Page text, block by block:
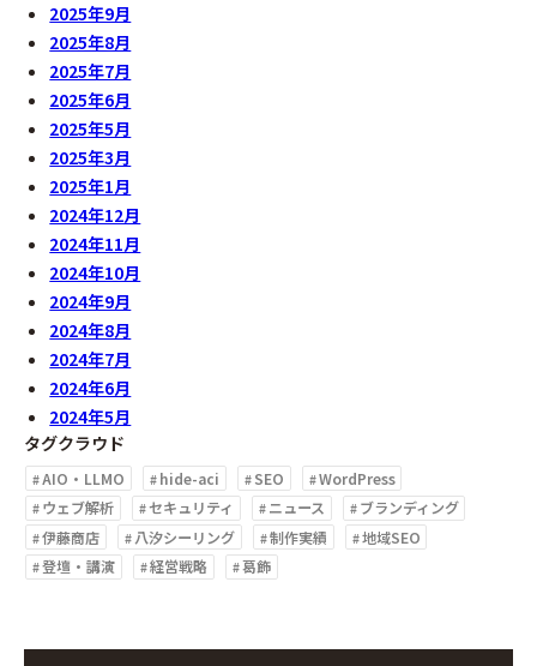
2025年9月
2025年8月
2025年7月
2025年6月
2025年5月
2025年3月
2025年1月
2024年12月
2024年11月
2024年10月
2024年9月
2024年8月
2024年7月
2024年6月
2024年5月
タグクラウド
AIO・LLMO hide-aci SEO
WordPress
ウェブ解析
セキュリティ ニュース
ブランディング
伊藤商店
八汐シーリング 制作実績
地域SEO
登壇・講演
経営戦略 葛飾